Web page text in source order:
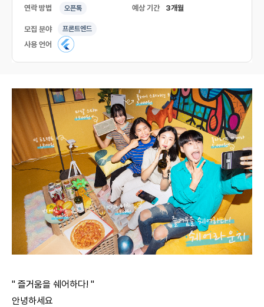
연락 방법 오픈톡 예상 기간 3개월
모집 분야 프론트엔드
사용 언어
" 즐거움을 쉐어하다! "
안녕하세요